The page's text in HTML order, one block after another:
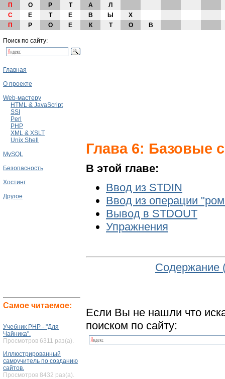
П О Р Т А
Л
С
Е Т Е В Ы
Х
П
Р О Е К Т О В
Поиск по сайту:
Главная
О проекте
Web-мастеру
HTML & JavaScript
SSI
Perl
PHP
XML & XSLT
Unix Shell
MySQL
Безопасность
Хостинг
Другое
Самое читаемое:
Учебник PHP - "Для
Чайника".
Просмотров 6311 раз(а).
Иллюстрированный
самоучитель по созданию
сайтов.
Просмотров 8432 раз(а).
Глава 6: Базовые
В этой главе:
Ввод из STDIN
Ввод из операции
Вывод в STDOUT
Упражнения
Содержание
Если Вы не нашли что
поиском по сайту: